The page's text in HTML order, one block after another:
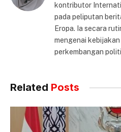
kontributor
pada peliputan
Eropa. Ia secara
mengenai
perkembangan
Related Posts